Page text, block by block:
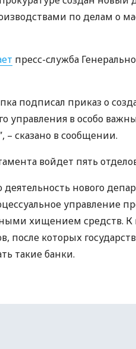
по делам о
пресс-служба
подписал приказ о
управления в особо
– сказано в сообщении.
войдет пять
деятельность нового
управление
хищением средств.
после которых
такие банки.